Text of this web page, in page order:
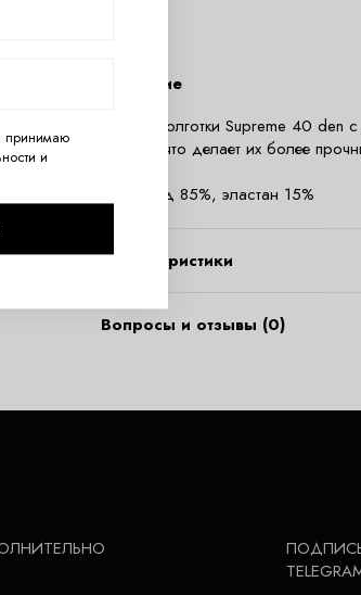
Описание
Черные колготки Supreme 40
лайкры, что делает их более
полиамид 85%, эластан 15%
Характеристики
Вопросы и отзывы (0)
принимаю
и